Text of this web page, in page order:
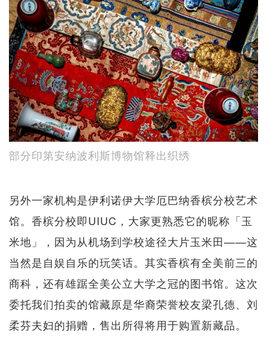
部分印第安纳波利斯博物馆释出织绣
另外一家机构是伊利诺伊大学厄巴纳香槟分校艺术
馆。香槟分校即UIUC，大家更熟悉它的昵称「玉
米地」，因为从机场到学校途径大片玉米田——这
当然是自娱自乐的玩笑话。其实香槟有全美前三的
商科，还有雄踞全美公立大学之冠的图书馆。这次
委托我们拍卖的馆藏原是华裔荣誉校友梁孔德、刘
柔芬夫妇的捐赠，售出所得将用于购置新藏品。